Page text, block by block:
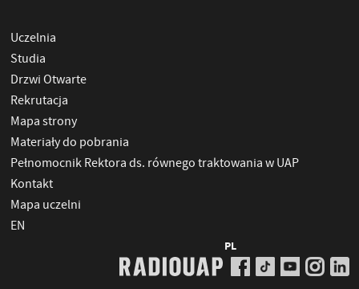
Uczelnia
Studia
Drzwi Otwarte
Rekrutacja
Mapa strony
Materiały do pobrania
Pełnomocnik Rektora ds. równego traktowania w UAP
Kontakt
Mapa uczelni
EN
PL